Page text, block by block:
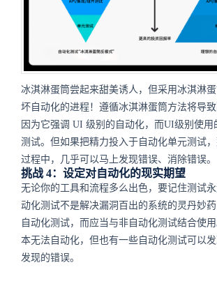
冰淇淋蛋筒尝起来甜美诱人，但采用冰淇淋
坏自动化的进程！遵循冰淇淋蛋筒方法将导致
因为它强调 UI 级别的自动化，而UI级别使用
测试。但如果把精力投入于自动化单元测试
过程中，几乎可以马上发现错误、消除错误。
挑战 4：设定对自动化的现实期望
无论你的工具和流程多么出色，要记住测试
动化测试不是解决漏洞百出的系统的灵丹妙
自动化测试，而应当与非自动化测试结合使
本无法自动化，但也有一些自动化测试可以
发现的错误。